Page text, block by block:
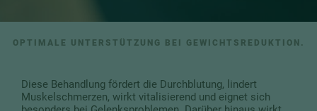
OPTIMALE UNTERSTÜTZUNG BEI GEWICHTSREDUKTION.
Diese Behandlung fördert die Durchblutung, lindert
Muskelschmerzen, wirkt vitalisierend und eignet sich